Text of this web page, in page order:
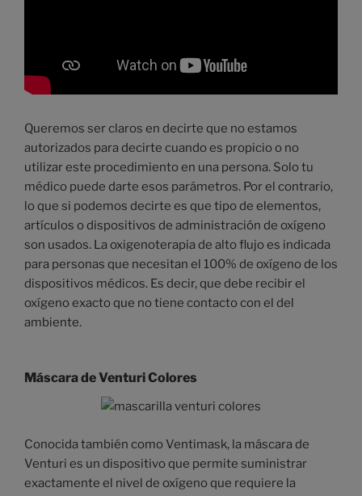
Queremos ser claros en decirte que no estamos
autorizados para decirte cuando es propicio o no
utilizar este procedimiento en una persona. Solo tu
médico puede darte esos parámetros. Por el contrario,
lo que si podemos decirte es que tipo de elementos,
artículos o dispositivos de administración de oxígeno
son usados. La oxigenoterapia de alto flujo es indicada
para personas que necesitan el 100% de oxígeno de los
dispositivos médicos. Es decir, que debe recibir el
oxígeno exacto que no tiene contacto con el del
ambiente.
Máscara de Venturi Colores
Conocida también como Ventimask, la máscara de
Venturi es un dispositivo que permite suministrar
exactamente el nivel de oxígeno que requiere la